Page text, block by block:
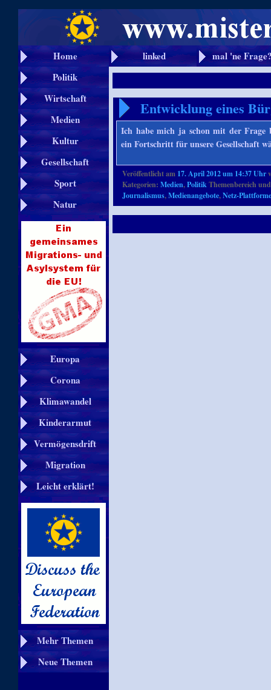
Home linked
mal 'ne
Politik
Wirtschaft
Medien
Kultur
Gesellschaft
Sport
Natur
Europa
Corona
Klimawandel
Kinderarmut
Vermögensdrift
Migration
Leicht erklärt!
Mehr Themen
Neue Themen
Entwicklung eines
Ich habe mich ja schon mit der Frage
ein Fortschritt für unsere Gesellschaft
Veröffentlicht am 17. April 2012 um 14:37 Uhr
Kategorien:Medien,PolitikThemenbereich
Journalismus,Medienangebote,Netz-